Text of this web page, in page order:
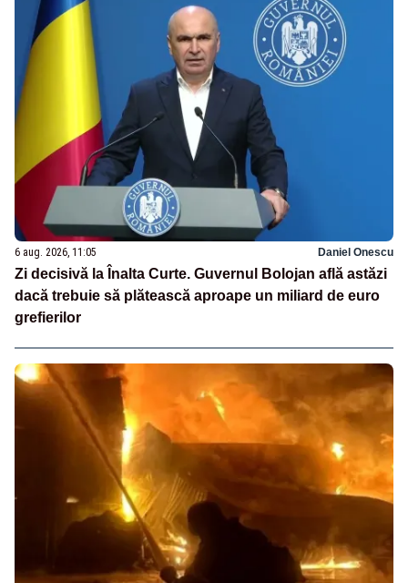
6 aug. 2026, 11:05 Daniel Onescu
Zi decisivă la Înalta Curte. Guvernul Bolojan află astăzi
dacă trebuie să plătească aproape un miliard de euro
grefierilor